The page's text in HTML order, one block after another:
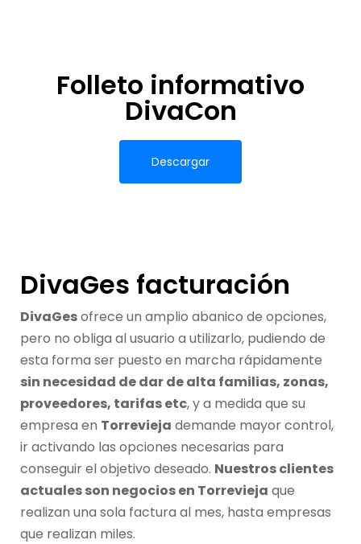
Folleto informativo
DivaCon
Descargar
DivaGes facturación
DivaGesofrece un amplio abanico de opciones,
pero no obliga al usuario a utilizarlo, pudiendo de
esta forma ser puesto en marcha rápidamente
sin necesidad de dar de alta familias, zonas,
proveedores, tarifas etc, y a medida que su
empresa en Torrevieja demande mayor control,
ir activando las opciones necesarias para
conseguir el objetivo deseado. Nuestros clientes
actuales son negocios en Torrevieja que
realizan una sola factura al mes, hasta empresas
que realizan miles.